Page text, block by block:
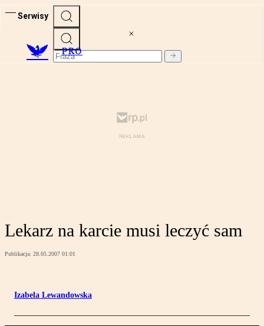
Serwisy
PRO
Lekarz na karcie musi leczyć sam
Publikacja: 28.05.2007 01:01
Izabela Lewandowska